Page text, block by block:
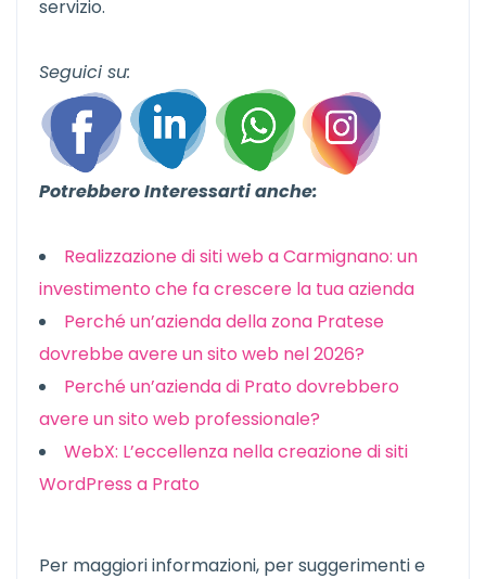
servizio.
Seguici su:
Potrebbero Interessarti anche:
Realizzazione di siti web a Carmignano: un
investimento che fa crescere la tua azienda
Perché un’azienda della zona Pratese
dovrebbe avere un sito web nel 2026?
Perché un’azienda di Prato dovrebbero
avere un sito web professionale?
WebX: L’eccellenza nella creazione di siti
WordPress a Prato
Per maggiori informazioni, per suggerimenti e